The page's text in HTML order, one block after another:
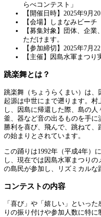
らべコンテスト」
【開催日時】2025年9月20
【会場】しまなみビーチ
【募集対象】団体、企
ただけます。
【参加締切】2025年7月22
【主催】因島水軍まつ
跳楽舞とは？
跳楽舞（ちょうらくまい）は
起源は中世にまで遡ります。村
し、因島に帰還した際、島の
釜、器など音の出るものを手に
勝利を喜び、飛んで、跳ねて
の始まりとされています。
この踊りは1992年（平成4年）
し、現在では因島水軍まつり
の島民が参加し、リズミカルな
コンテストの内容
「喜び」や「嬉しい」といっ
りの振り付けや参加人数に特